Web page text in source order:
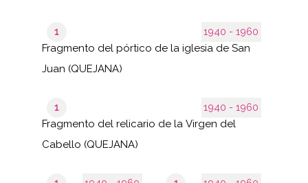
1940 - 1960
1
Fragmento del pórtico de la iglesia de San
Juan (QUEJANA)
1940 - 1960
1
Fragmento del relicario de la Virgen del
Cabello (QUEJANA)